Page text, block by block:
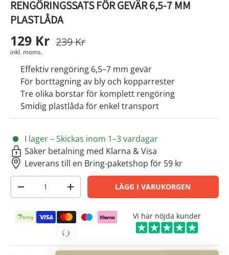
RENGÖRINGSSATS FÖR GEVÄR 6,5-7 MM
PLASTLÅDA
129 Kr 239 Kr
inkl. moms.
Effektiv rengöring 6,5–7 mm gevär
För borttagning av bly och kopparrester
Tre olika borstar för komplett rengöring
Smidig plastlåda för enkel transport
I lager – Skickas inom 1–3 vardagar
Säker betalning med Klarna & Visa
Leverans till en Bring-paketshop för 59 kr
-
+ LÄGG I VARUKORGEN
Betalningsmetoder Vi har nöjda kunder